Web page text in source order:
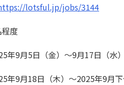
lotsful.jp/jobs/3144
度
年9月5日（金）～9月17日（水
年9月18日（木）～2025年9月